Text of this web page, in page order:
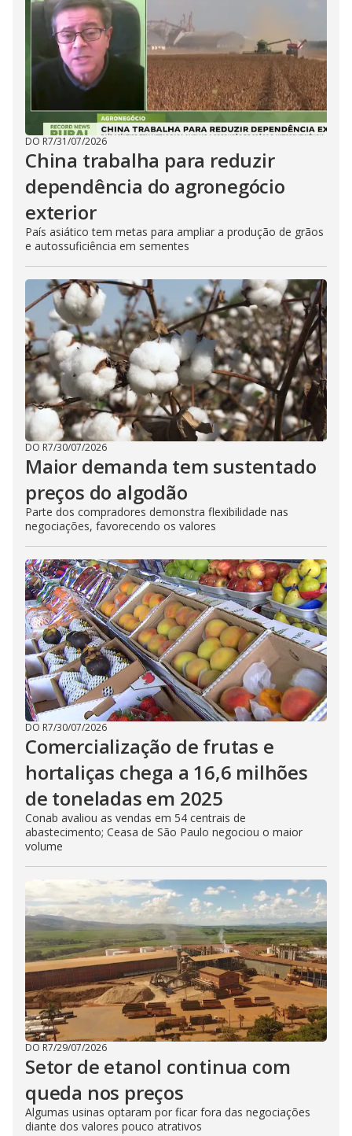
DO R7/31/07/2026
China trabalha para reduzir
dependência do agronegócio
exterior
País asiático tem metas para ampliar a produção de grãos
e autossuficiência em sementes
DO R7/30/07/2026
Maior demanda tem sustentado
preços do algodão
Parte dos compradores demonstra flexibilidade nas
negociações, favorecendo os valores
DO R7/30/07/2026
Comercialização de frutas e
hortaliças chega a 16,6 milhões
de toneladas em 2025
Conab avaliou as vendas em 54 centrais de
abastecimento; Ceasa de São Paulo negociou o maior
volume
DO R7/29/07/2026
Setor de etanol continua com
queda nos preços
Algumas usinas optaram por ficar fora das negociações
diante dos valores pouco atrativos